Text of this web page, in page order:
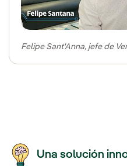
Felipe Sant'Anna, jefe de
Una solución